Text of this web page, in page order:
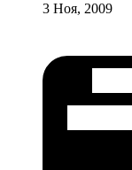
3 Ноя, 2009